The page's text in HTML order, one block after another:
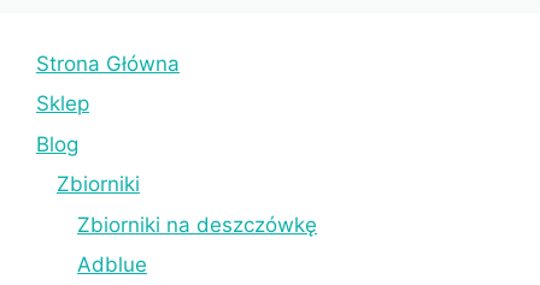
Strona Główna
Sklep
Blog
Zbiorniki
Zbiorniki na deszczówkę
Adblue